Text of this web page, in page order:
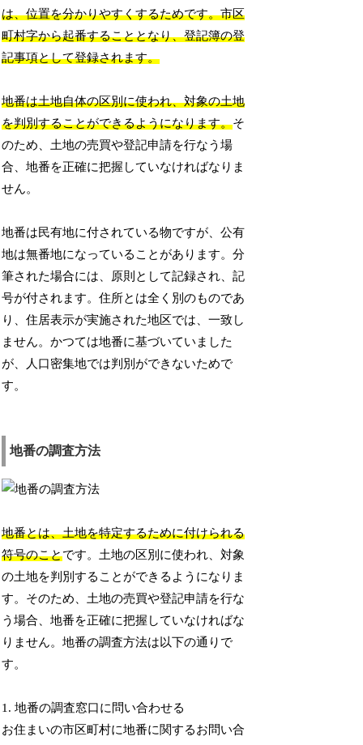
は、位置を分かりやすくするためです。市区
町村字から起番することとなり、登記簿の登
記事項として登録されます。
地番は土地自体の区別に使われ、対象の土地
を判別することができるようになります。そ
のため、土地の売買や登記申請を行なう場
合、地番を正確に把握していなければなりま
せん。
地番は民有地に付されている物ですが、公有
地は無番地になっていることがあります。分
筆された場合には、原則として記録され、記
号が付されます。住所とは全く別のものであ
り、住居表示が実施された地区では、一致し
ません。かつては地番に基づいていました
が、人口密集地では判別ができないためで
す。
地番の調査方法
地番とは、土地を特定するために付けられる
符号のことです。土地の区別に使われ、対象
の土地を判別することができるようになりま
す。そのため、土地の売買や登記申請を行な
う場合、地番を正確に把握していなければな
りません。地番の調査方法は以下の通りで
す。
1. 地番の調査窓口に問い合わせる
お住まいの市区町村に地番に関するお問い合